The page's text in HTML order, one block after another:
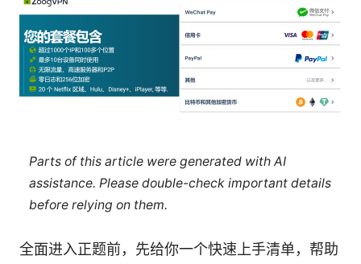
Parts of this article were generated with AI
assistance. Please double-check important details
before relying on them.
全面进入正题前，先给你一个快速上手清单，帮助